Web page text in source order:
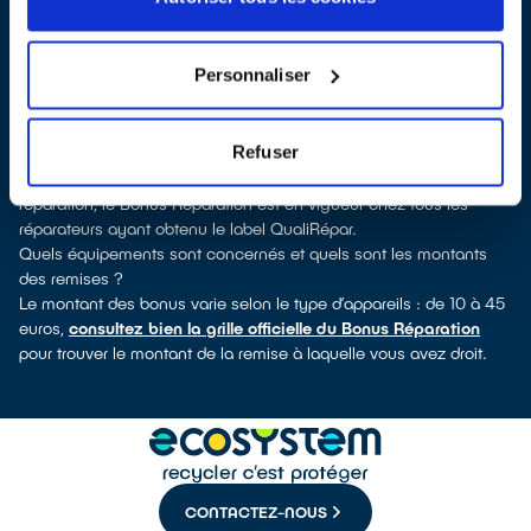
Personnaliser
Refuser
. En cliquant sur la fiche détaillée du réparateur, vous
découvrirez pour quels types d’appareils ce professionnel a
télé, informatique, outillage électroportatif : à chaque famille
d’appareils son réparateur spécialisé et labellisé QualiRépar.
Consulter l’annuaire
Comment bénéficier du Bonus Réparation à Fumel ?
Déduit instantanément et de manière visible de la facture de
réparation, le Bonus Réparation est en vigueur chez tous les
réparateurs ayant obtenu le label QualiRépar.
Quels équipements sont concernés et quels sont les montants
des remises ?
Le montant des bonus varie selon le type d’appareils : de 10 à 45
euros, consultez bien la grille officielle du Bonus Réparation
pour trouver le montant de la remise à laquelle vous avez droit.
CONTACTEZ-NOUS